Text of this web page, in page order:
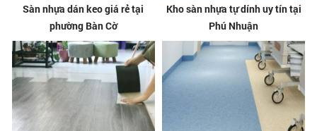
Sàn nhựa dán keo giá rẻ tại
phường Bàn Cờ
Kho sàn nhựa tự dính uy tín tại
Phú Nhuận